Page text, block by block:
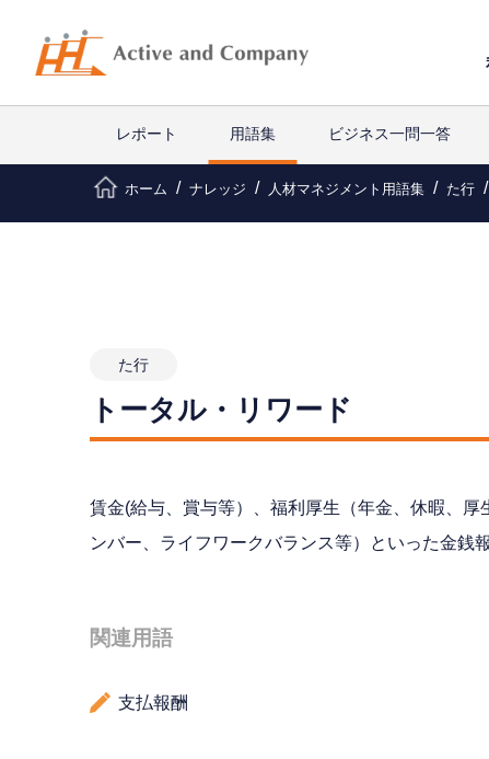
レポート 用語集 ビジネス一問一答
ホーム ナレッジ 人材マネジメント用語集 た行
た行
トータル・リワード
賃金(給与、賞与等）、福利厚生（年金、休暇、
ンバー、ライフワークバランス等）といった金銭
関連用語
支払報酬